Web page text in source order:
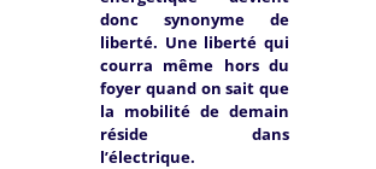
donc synonyme de
liberté. Une liberté qui
courra même hors du
foyer quand on sait que
la mobilité de demain
réside dans
l’électrique.